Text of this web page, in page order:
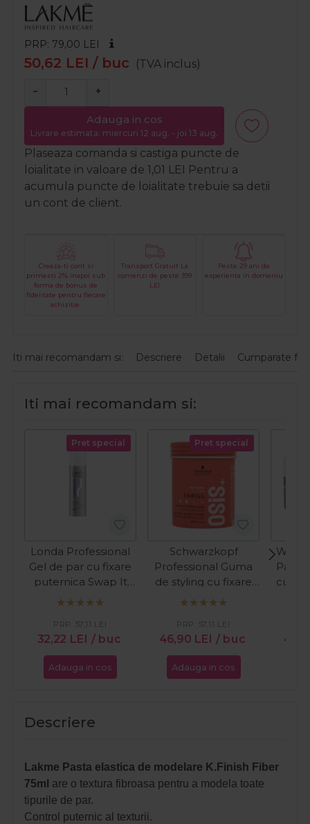
PRP: 79,00 LEI
50,62 LEI / buc (TVA inclus)
− +
Adauga in cos
Livrare estimata: miercuri 12 aug. - joi 13 aug.
Plaseaza comanda si castiga puncte de
loialitate in valoare de 1,01 LEI
Pentru a
acumula puncte de loialitate trebuie sa detii
un cont de client.
Creaza-ti cont si
primesti 2% inapoi sub
forma de bonus de
fidelitate pentru fiecare
achizitie.
Transport Gratuit La
comenzi de peste 399
LEI
Peste 29 ani de
experienta in domeniu
Iti mai recomandam si: Descriere Detalii Cumparate
Iti mai recomandam si:
Pret special
Londa Professional
Gel de par cu fixare
puternica Swap It
100ml
32,22 LEI / buc
PRP: 57,11 LEI
Adauga in cos
Pret special
Schwarzkopf
Professional Guma
de styling cu fixare
puternica Osis+ Thrill
46,90 LEI / buc
PRP: 57,11 LEI
Adauga in cos
Wella
cu
Descriere
Lakme Pasta elastica de modelare K.Finish Fiber
75ml are o textura fibroasa pentru a modela toate
tipurile de par.
Control puternic al texturii.